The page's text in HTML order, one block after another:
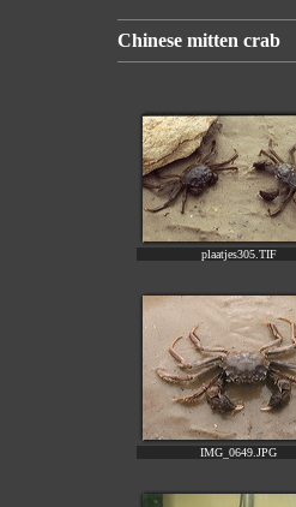
Chinese mitten crab
plaatjes305.TIF
IMG_0649.JPG